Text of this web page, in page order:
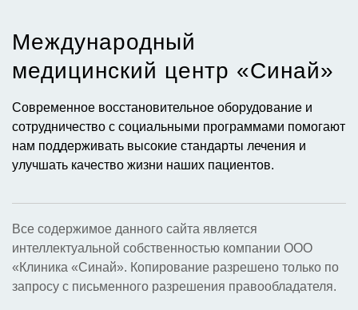
Международный
медицинский центр «Синай»​
Современное восстановительное оборудование и
сотрудничество с социальными программами помогают
нам поддерживать высокие стандарты лечения и
улучшать качество жизни наших пациентов.
Все содержимое данного сайта является
интеллектуальной собственностью компании ООО
«Клиника «Синай». Копирование разрешено только по
запросу с письменного разрешения правообладателя.